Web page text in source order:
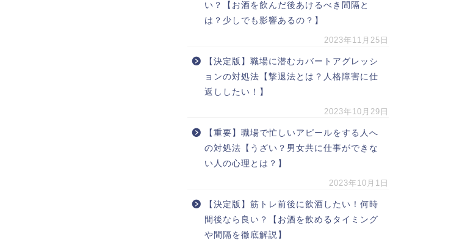
い？【お酒を飲んだ後あけるべき間隔と
は？少しでも影響あるの？】
2023年11月25日
【決定版】職場に潜むカバートアグレッシ
ョンの対処法【撃退法とは？人格障害に仕
返ししたい！】
2023年10月29日
【重要】職場で忙しいアピールをする人へ
の対処法【うざい？男女共に仕事ができな
い人の心理とは？】
2023年10月1日
【決定版】筋トレ前後に飲酒したい！何時
間後なら良い？【お酒を飲めるタイミング
や間隔を徹底解説】